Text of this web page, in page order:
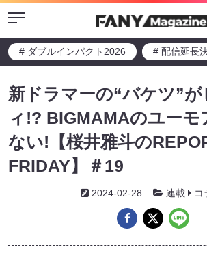
Menu
# ダブルインパクト2026 # 配信延長
新ドラマーの“バケツ”が
ィ!? BIGMAMAのユーモ
ない!【桜井雅斗の
FRIDAY】＃19
2024-02-28 連載 コ